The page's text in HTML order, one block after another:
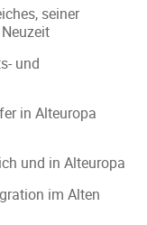
seiner
und
in Alteuropa
und in Alteuropa
im Alten